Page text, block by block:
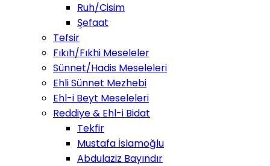
Ruh/Cisim
Şefaat
Tefsir
Fıkıh/Fıkhi Meseleler
Sünnet/Hadis Meseleleri
Ehli Sünnet Mezhebi
Ehl-i Beyt Meseleleri
Reddiye & Ehl-i Bidat
Tekfir
Mustafa İslamoğlu
Abdulaziz Bayındır